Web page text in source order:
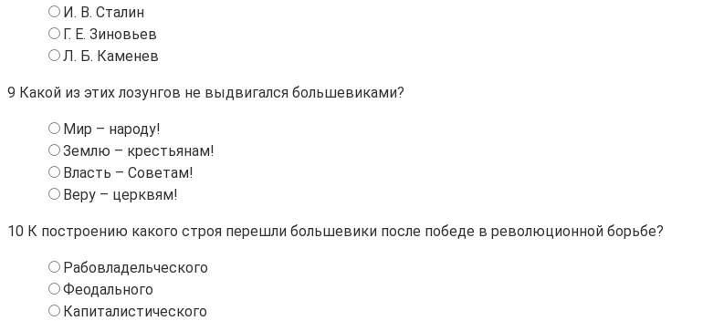
И. В. Сталин
Г. Е. Зиновьев
Л. Б. Каменев
9 Какой из этих лозунгов не выдвигался большевиками?
Мир – народу!
Землю – крестьянам!
Власть – Советам!
Веру – церквям!
10 К построению какого строя перешли большевики после победе в революционной борьбе?
Рабовладельческого
Феодального
Капиталистического